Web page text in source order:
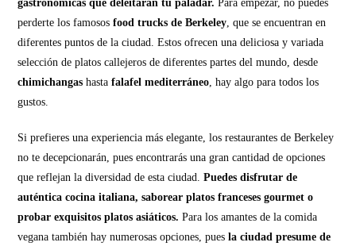
gastronómicas que deleitarán tu paladar. Para empezar, no puedes
perderte los famososfood trucks de Berkeley, que se encuentran en
diferentes puntos de la ciudad. Estos ofrecen una deliciosa y variada
selección de platos callejeros de diferentes partes del mundo, desde
chimichangas hastafalafel mediterráneo, hay algo para todos los
gustos.
Si prefieres una experiencia más elegante, los restaurantes de Berkeley
no te decepcionarán, pues encontrarás una gran cantidad de opciones
que reflejan la diversidad de esta ciudad.Puedes disfrutar de
auténtica cocina italiana, saborear platos franceses gourmet o
probar exquisitos platos asiáticos. Para los amantes de la comida
vegana también hay numerosas opciones, puesla ciudad presume de